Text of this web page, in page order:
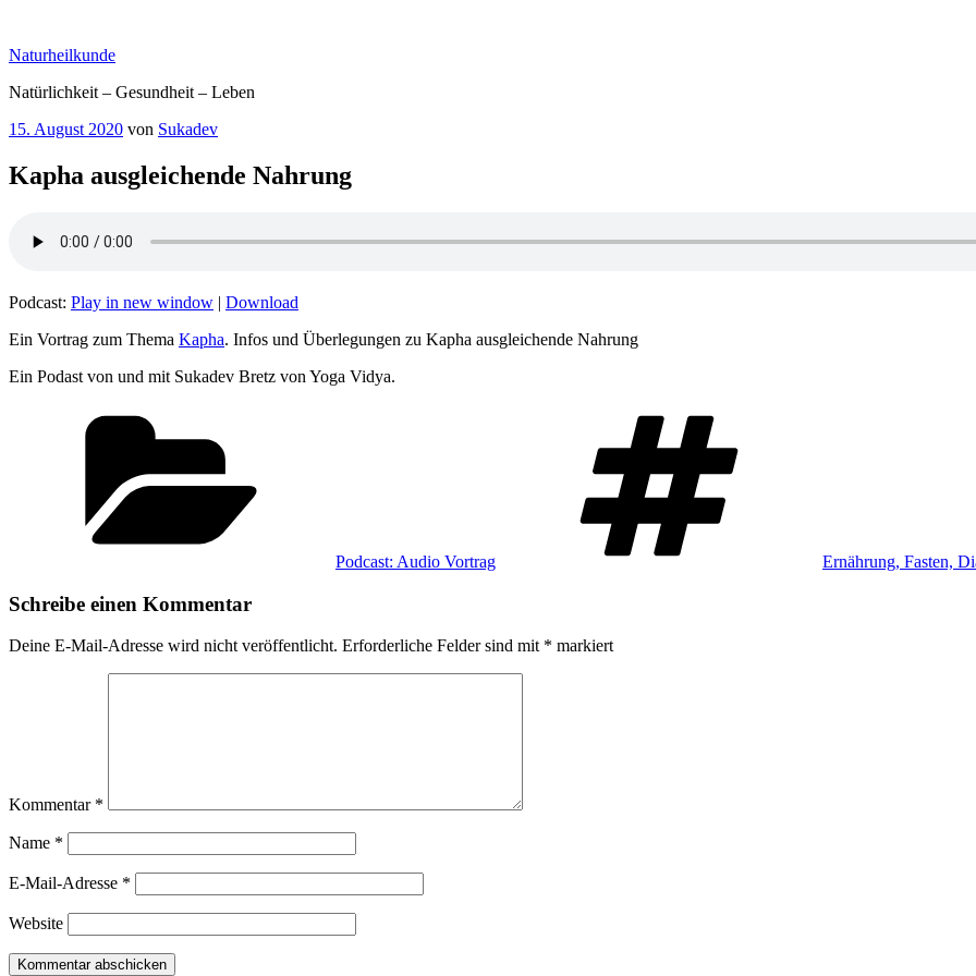
springen
Naturheilkunde
Natürlichkeit – Gesundheit – Leben
Veröffentlicht
15. August 2020 von Sukadev
Kapha ausgleichende Nahrung
Podcast: Play in new window | Download
Ein Vortrag zum Thema Kapha. Infos und Überlegungen zu Kapha ausgleichende Nahrung
Ein Podast von und mit Sukadev Bretz von Yoga Vidya.
Podcast: Audio Vortrag Ernährung, Fasten,
Schreibe einen Kommentar
Deine E-Mail-Adresse wird nicht veröffentlicht. Erforderliche Felder sind mit * markiert
Kommentar *
Name *
E-Mail-Adresse *
Website